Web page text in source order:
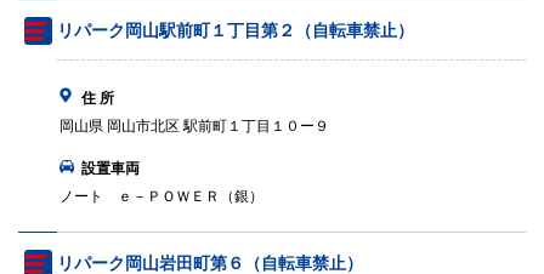
リパーク岡山駅前町１丁目第２（自転車禁止）
住 所
岡山県 岡山市北区 駅前町１丁目１０ー９
設置車両
ノート ｅ－ＰＯＷＥＲ（銀）
リパーク岡山岩田町第６（自転車禁止）